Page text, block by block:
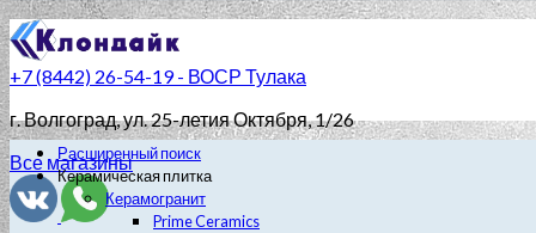
+7 (8442) 26-54-19 - ВОСР Тулака
г. Волгоград, ул. 25-летия Октября, 1/26
Все магазины
Расширенный поиск
Керамическая плитка
Керамогранит
Prime Ceramics